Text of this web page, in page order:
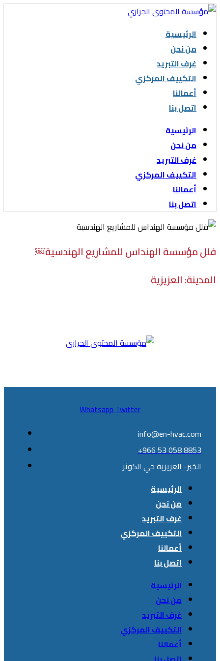
Skip
contentالرئيسية
من نحن
غرف التبريد
التكييف المركزي
أعمالنا
اتصل بنا
الرئيسية
من نحن
غرف التبريد
التكييف المركزي
أعمالنا
اتصل بنا
فلل مؤسسة الهنداس للمشاريع الهندسية￼
المدينة: العزيزية
WhatsappTwitter
info@en-hvac.com
+966 53 058 8853
الخبر- العزيزية حي الكوثر
الرئيسية
من نحن
غرف التبريد
التكييف المركزي
أعمالنا
اتصل بنا
الرئيسية
من نحن
غرف التبريد
التكييف المركزي
أعمالنا